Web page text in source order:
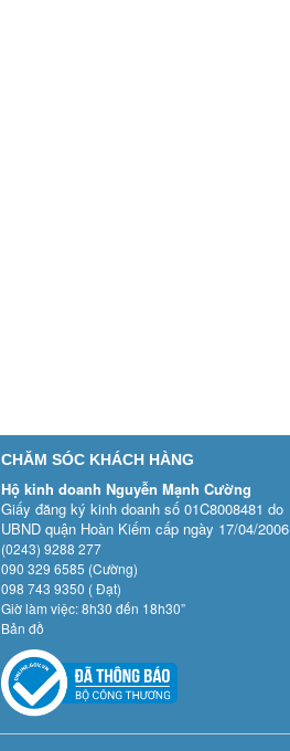
CHĂM SÓC KHÁCH HÀNG
Hộ kinh doanh Nguyễn Mạnh Cường
Giấy đăng ký kinh doanh số 01C8008481 do
UBND quận Hoàn Kiếm cấp ngày 17/04/2006
(0243) 9288 277
090 329 6585 (Cường)
098 743 9350 ( Đạt)
Giờ làm việc: 8h30 đến 18h30”
Bản đồ